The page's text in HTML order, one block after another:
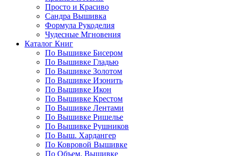
Просто и Красиво
Сандра Вышивка
Формула Рукоделия
Чудесные Мгновения
Каталог Книг
По Вышивке Бисером
По Вышивке Гладью
По Вышивке Золотом
По Вышивке Изонить
По Вышивке Икон
По Вышивке Крестом
По Вышивке Лентами
По Вышивке Ришелье
По Вышивке Рушников
По Выш. Хардангер
По Ковровой Вышивке
По Объем. Вышивке